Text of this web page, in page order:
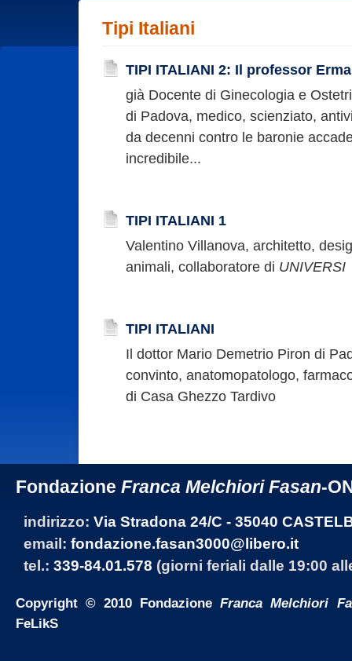
Tipi Italiani
TIPI ITALIANI 2: Il professor
già Docente di Ginecologia e
di Padova, medico, scienziato,
da decenni contro le baronie
incredibile...
TIPI ITALIANI 1
Valentino Villanova, architetto,
animali, collaboratore di UNIVERSI
TIPI ITALIANI
Il dottor Mario Demetrio Piron di
convinto, anatomopatologo,
di Casa Ghezzo Tardivo
Fondazione Franca Melchiori Fasan-
indirizzo: Via Stradona 24/C - 35040
email: fondazione.fasan3000@libero.it
tel.: 339-84.01.578 (giorni feriali dalle 19:00
Copyright © 2010 FondazioneFranca Melchiori
FeLikS